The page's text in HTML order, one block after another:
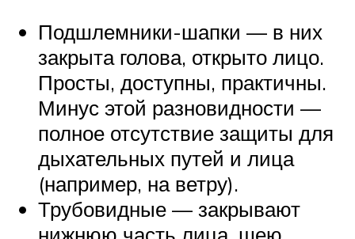
Подшлемники-шапки — в них
закрыта голова, открыто лицо.
Просты, доступны, практичны.
Минус этой разновидности —
полное отсутствие защиты для
дыхательных путей и лица
(например, на ветру).
Трубовидные — закрывают